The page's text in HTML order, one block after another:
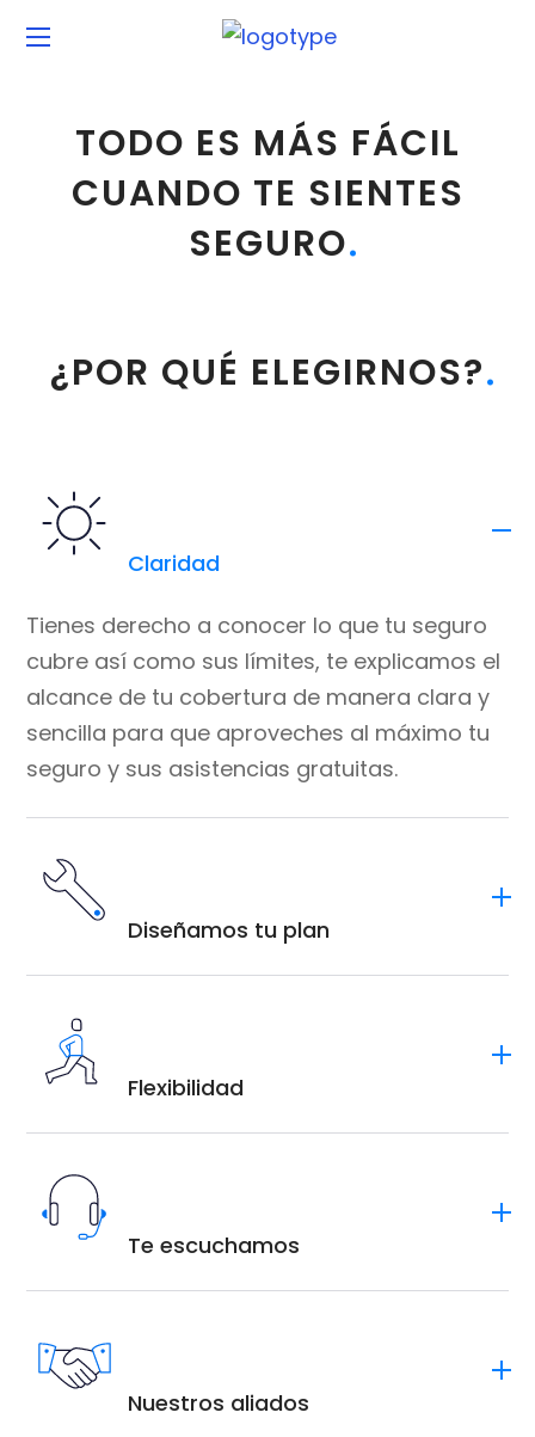
TODO ES MÁS FÁCIL
CUANDO TE SIENTES
SEGURO
¿POR QUÉ ELEGIRNOS?
Claridad
Tienes derecho a conocer lo que tu seguro
cubre así como sus límites, te explicamos el
alcance de tu cobertura de manera clara y
sencilla para que aproveches al máximo tu
seguro y sus asistencias gratuitas.
Diseñamos tu plan
Flexibilidad
Te escuchamos
Nuestros aliados